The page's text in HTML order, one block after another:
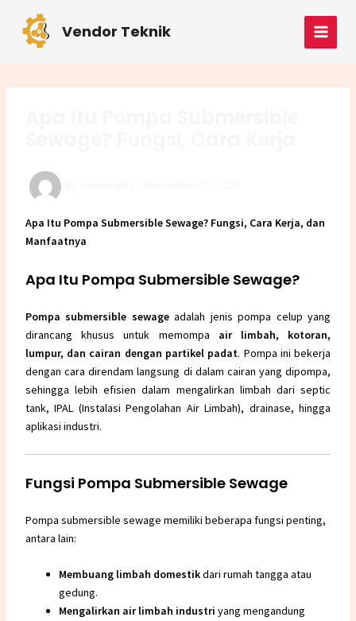
content
Vendor Teknik
MAIN
Apa Itu Pompa Submersible Sewage? Fungsi, Cara Kerja, dan
Manfaatnya
Apa Itu Pompa Submersible Sewage?
Pompa submersible sewageadalah jenis pompa celup yang
dirancang khusus untuk memompa air limbah, kotoran,
lumpur, dan cairan dengan partikel padat. Pompa ini bekerja
dengan cara direndam langsung di dalam cairan yang dipompa,
sehingga lebih efisien dalam mengalirkan limbah dari septic
tank, IPAL (Instalasi Pengolahan Air Limbah), drainase, hingga
aplikasi industri.
Fungsi Pompa Submersible Sewage
Pompa submersible sewage memiliki beberapa fungsi penting,
antara lain:
Membuang limbah domestikdari rumah tangga atau
gedung.
Mengalirkan air limbah industri yang mengandung
navigation